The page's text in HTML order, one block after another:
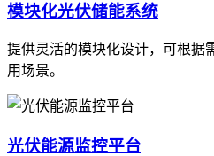
模块化光伏储能系统
提供灵活的模块化设计，可根据
用场景。
光伏能源监控平台